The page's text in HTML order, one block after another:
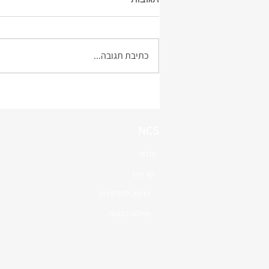
כתיבת תגובה...